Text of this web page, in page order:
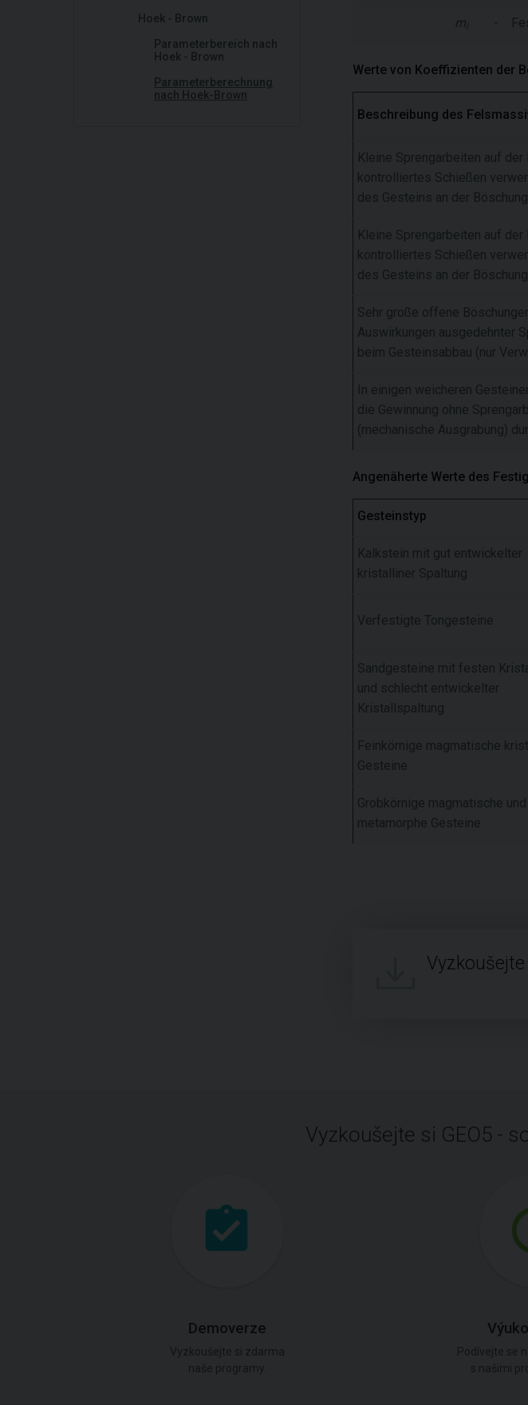
Hoek - Brown
Parameterbereich nach
Hoek - Brown
Parameterberechnung
nach Hoek-Brown
m -
Werte von Koeffizienten der
Beschreibung des
Kleine Sprengarbeiten auf
kontrolliertes Schießen
des Gesteins an der
Kleine Sprengarbeiten auf
kontrolliertes Schießen
des Gesteins an der
Sehr große offene
Auswirkungen ausgedehnter
beim Gesteinsabbau (nur
In einigen weicheren
die Gewinnung ohne
(mechanische Ausgrabung)
Angenäherte Werte des
Gesteinstyp
Kalkstein mit gut entwickelter
kristalliner Spaltung
Verfestigte Tongesteine
Sandgesteine mit festen
und schlecht entwickelter
Kristallspaltung
Feinkörnige magmatische
Gesteine
Grobkörnige magmatische und
metamorphe Gesteine
Vyzkoušejte si GEO5 -
Demoverze